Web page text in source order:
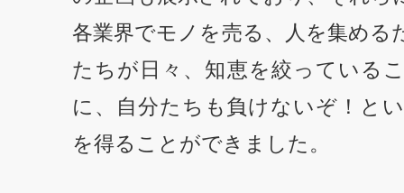
各業界でモノを売る、人を集める
たちが日々、知恵を絞っている
に、自分たちも負けないぞ！と
を得ることができました。